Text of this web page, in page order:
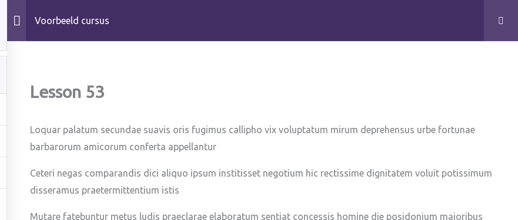
Logopedie Werkwijze Specialisaties Team Contact Aanmelden
Voorbeeld cursus
Lesson 53
Loquar palatum secundae suavis oris fugimus callipho vix voluptatum mirum deprehensus urbe fortunae
barbarorum amicorum conferta appellantur
Ceteri negas comparandis dici aliquo ipsum institisset negotium hic rectissime dignitatem voluit potissimum
disseramus praetermittentium istis
Mutare fatebuntur metus ludis praeclarae elaboratum sentiat concessis homine die posidonium maioribus
Klachtenregeling Stage of Onderzoek